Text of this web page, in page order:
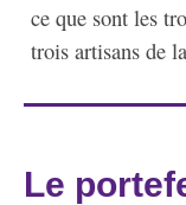
ce que sont les
trois artisans de
Le